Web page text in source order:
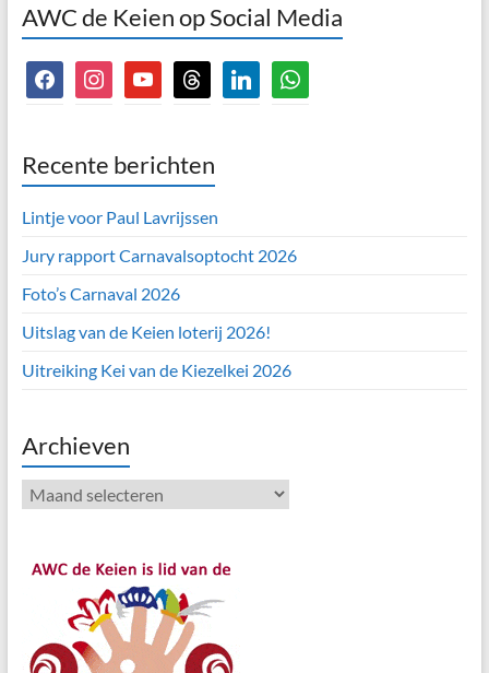
AWC de Keien op Social Media
facebookinstagramyoutubethreads linkedinwhatsapp
Recente berichten
Lintje voor Paul Lavrijssen
Jury rapport Carnavalsoptocht 2026
Foto’s Carnaval 2026
Uitslag van de Keien loterij 2026!
Uitreiking Kei van de Kiezelkei 2026
Archieven
Archieven